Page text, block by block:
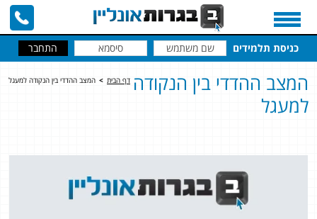
כניסת תלמידים
דף הבית > המצב ההדדי בין הנקודה למעגל
המצב ההדדי בין הנקודה
למעגל